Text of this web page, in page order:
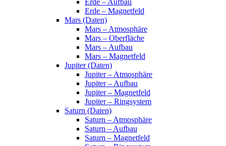
Erde – Magnetfeld
Mars (Daten)
Mars – Atmosphäre
Mars – Oberfläche
Mars – Aufbau
Mars – Magnetfeld
Jupiter (Daten)
Jupiter – Atmosphäre
Jupiter – Aufbau
Jupiter – Magnetfeld
Jupiter – Ringsystem
Saturn (Daten)
Saturn – Atmosphäre
Saturn – Aufbau
Saturn – Magnetfeld